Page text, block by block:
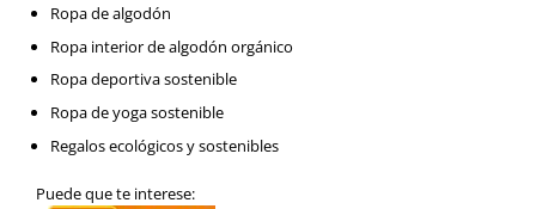
Ropa de algodón
Ropa interior de algodón orgánico
Ropa deportiva sostenible
Ropa de yoga sostenible
Regalos ecológicos y sostenibles
Puede que te interese: